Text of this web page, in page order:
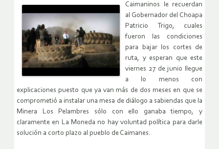
Caimaninos le recuerdan
al Gobernador del Choapa
Patricio Trigo, cuales
fueron las condiciones
para bajar los cortes de
ruta, y esperan que este
viernes 27 de junio llegue
a lo menos con
explicaciones puesto que ya van más de dos meses en que se
comprometió a instalar una mesa de diálogo a sabiendas que la
Minera Los Pelambres sólo con ello ganaba tiempo, y
claramente en La Moneda no hay voluntad política para darle
solución a corto plazo al pueblo de Caimanes.